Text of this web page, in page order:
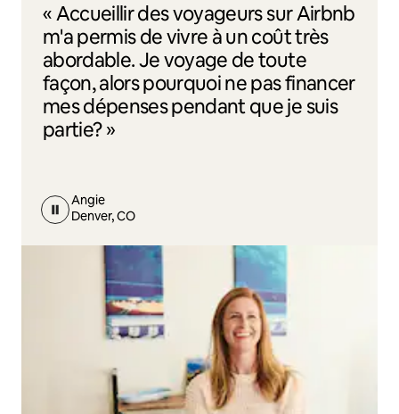
« Accueillir des voyageurs sur Airbnb
m'a permis de vivre à un coût très
abordable. Je voyage de toute
façon, alors pourquoi ne pas financer
mes dépenses pendant que je suis
partie? »
Angie
Denver, CO